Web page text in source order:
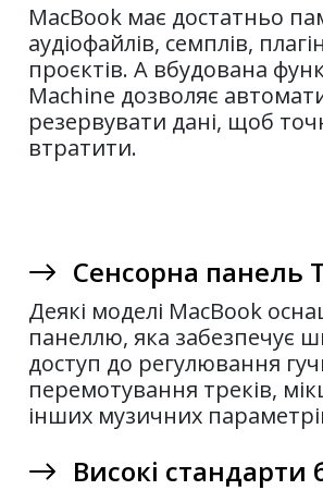
MacBook має достатньо
аудіофайлів, семплів,
проєктів. А вбудована
Machine дозволяє
резервувати дані, щоб
втратити.
Сенсорна панель
Деякі моделі MacBook
панеллю, яка забезпечує
доступ до регулювання
перемотування треків,
інших музичних
Високі стандарти